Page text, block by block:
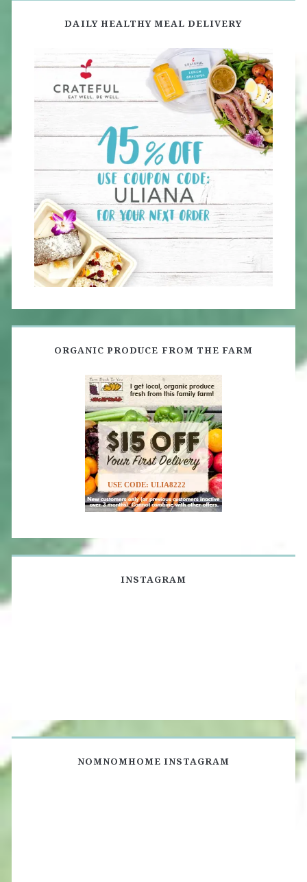
DAILY HEALTHY MEAL DELIVERY
ORGANIC PRODUCE FROM THE FARM
USE CODE: ULIA8222
INSTAGRAM
NOMNOMHOME INSTAGRAM